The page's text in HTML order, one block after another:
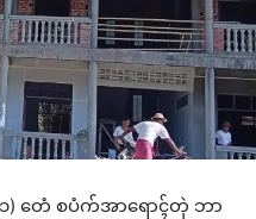
(၁) တေံ စပံက်အာရောၚ်တုဲ ဘာ